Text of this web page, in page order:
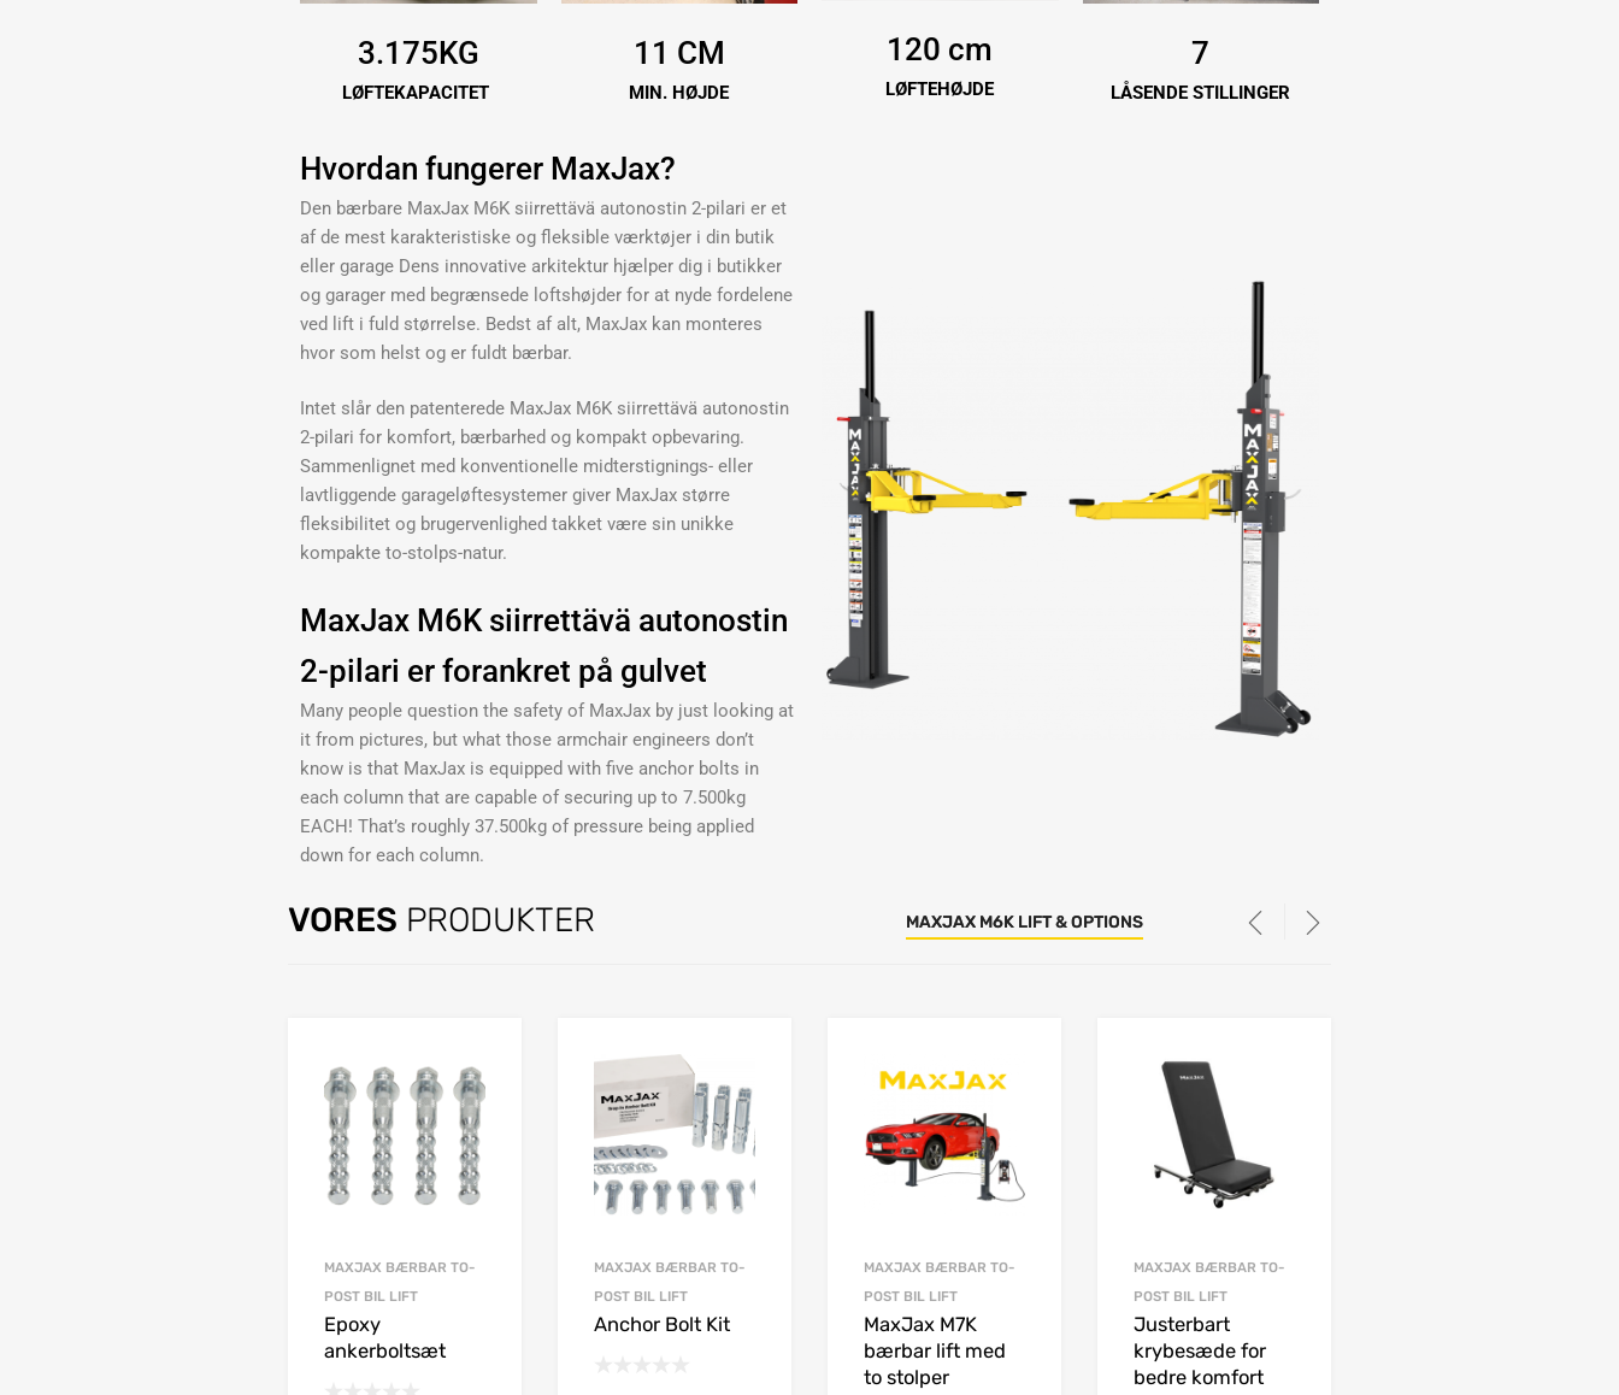
3.175KG
LØFTEKAPACITET
11 CM
MIN. HØJDE
120 cm
LØFTEHØJDE
7
LÅSENDE STILLINGER
Hvordan fungerer MaxJax?
Den bærbare MaxJax M6K siirrettävä autonostin 2-pilari er et
af de mest karakteristiske og fleksible værktøjer i din butik
eller garage Dens innovative arkitektur hjælper dig i butikker
og garager med begrænsede loftshøjder for at nyde fordelene
ved lift i fuld størrelse. Bedst af alt, MaxJax kan monteres
hvor som helst og er fuldt bærbar.
Intet slår den patenterede MaxJax M6K siirrettävä autonostin
2-pilari for komfort, bærbarhed og kompakt opbevaring.
Sammenlignet med konventionelle midterstignings- eller
lavtliggende garageløftesystemer giver MaxJax større
fleksibilitet og brugervenlighed takket være sin unikke
kompakte to-stolps-natur.
MaxJax M6K siirrettävä autonostin
2-pilari er forankret på gulvet
Many people question the safety of MaxJax by just looking at
it from pictures, but what those armchair engineers don’t
know is that MaxJax is equipped with five anchor bolts in
each column that are capable of securing up to 7.500kg
EACH! That’s roughly 37.500kg of pressure being applied
down for each column.
VORES PRODUKTER MAXJAX M6K LIFT & OPTIONS
MAXJAX BÆRBAR TO-
POST BIL LIFT
Epoxy
ankerboltsæt
MAXJAX BÆRBAR TO-
POST BIL LIFT
Anchor Bolt Kit
MAXJAX BÆRBAR TO-
POST BIL LIFT
MaxJax M7K
bærbar lift med
to stolper
MAXJAX BÆRBAR TO-
POST BIL LIFT
Justerbart
krybesæde for
bedre komfort